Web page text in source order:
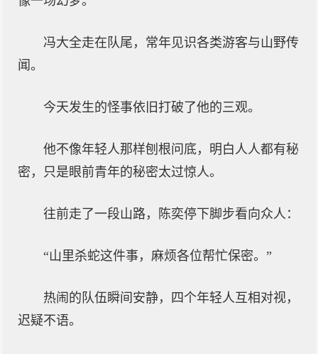
冯大全走在队尾，常年见识各类游客与山野传
闻。
今天发生的怪事依旧打破了他的三观。
他不像年轻人那样刨根问底，明白人人都有秘
密，只是眼前青年的秘密太过惊人。
往前走了一段山路，陈奕停下脚步看向众人：
“山里杀蛇这件事，麻烦各位帮忙保密。”
热闹的队伍瞬间安静，四个年轻人互相对视，
迟疑不语。